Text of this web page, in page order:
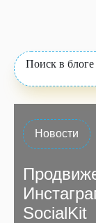
Новости
SocialKit